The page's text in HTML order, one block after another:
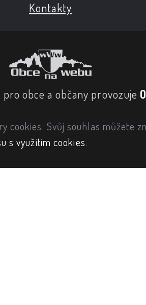
Kontakty
obce a občany provozuje
cookies. Svůj souhlas můžete
s využitím cookies.